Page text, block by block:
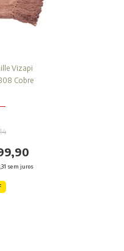
Vizapi
Cobre
sem juros